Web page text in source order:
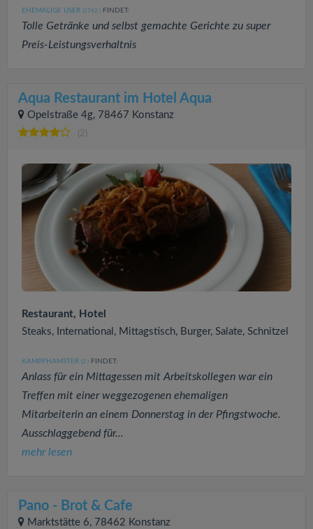
EHEMALIGE USER (3742 ) FINDET:
Tolle Getränke und selbst gemachte Gerichte zu super
Preis-Leistungsverhaltnis
Aqua Restaurant im Hotel Aqua
Opelstraße 4g, 78467 Konstanz
(2)
Restaurant, Hotel
Steaks, International, Mittagstisch, Burger, Salate, Schnitzel
KAMPFHAMSTER (2 ) FINDET:
Anlass für ein Mittagessen mit Arbeitskollegen war ein
Treffen mit einer weggezogenen ehemaligen
Mitarbeiterin an einem Donnerstag in der Pfingstwoche.
Ausschlaggebend für...
mehr lesen
Pano - Brot & Cafe
Marktstätte 6, 78462 Konstanz